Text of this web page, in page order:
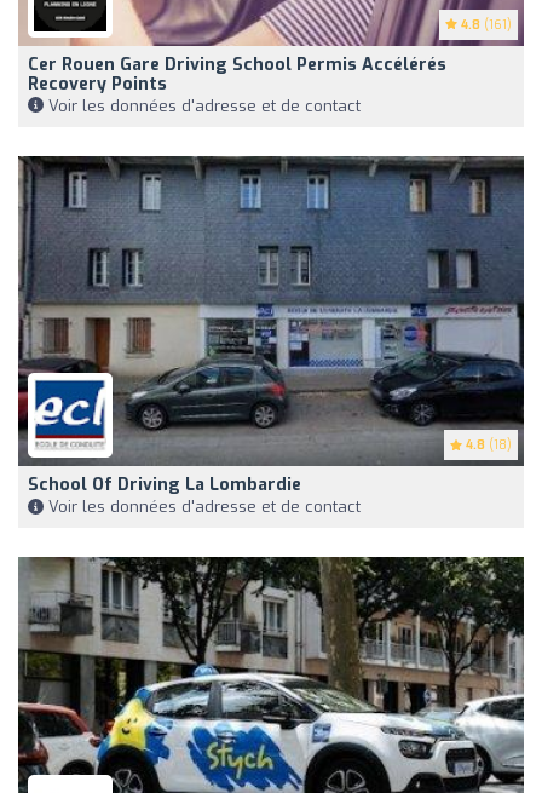
4.8 (161)
Cer Rouen Gare Driving School Permis Accélérés
Recovery Points
Voir les données d'adresse et de contact
4.8 (18)
School Of Driving La Lombardie
Voir les données d'adresse et de contact